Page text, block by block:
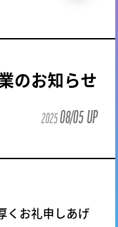
のお知らせ
2025 08/05 UP
くお礼申しあげ